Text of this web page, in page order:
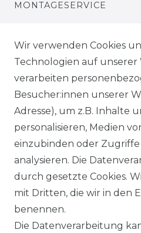
MONTAGESERVICE
BEZAHLUNG
KLIMA- UND
LEXIKON
UNTERNEHMEN
ÜBER UNS
Wir verwenden Cookies
Technologien auf unserer
verarbeiten
Besucher:innen unserer
Adresse), um z.B. Inhalte
personalisieren, Medien
einzubinden oder
analysieren. Die
durch gesetzte Cookies.
mit Dritten, die wir in den
benennen.
Die Datenverarbeitung